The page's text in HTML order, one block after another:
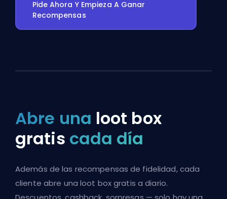
Pide Ahora Y Empieza A Ganar
Recompensas
Abre una loot box
gratis cada día
Además de las recompensas de fidelidad, cada
cliente abre una loot box gratis a diario.